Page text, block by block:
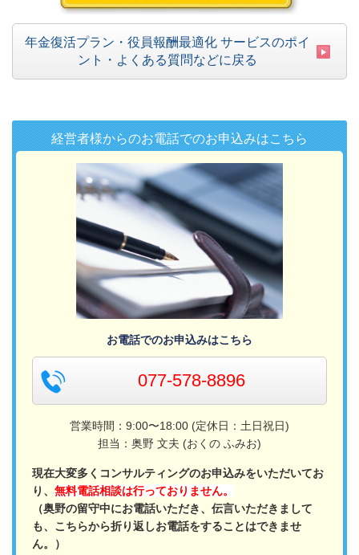
年金復活プラン・役員報酬最適化 サービスのポイ
ント・よくある質問などに戻る
経営者様からのお電話でのお申込みはこちら
お電話でのお申込みはこちら
077-578-8896
営業時間：9:00〜18:00 (定休日：土日祝日)
担当：奥野 文夫 (おくの ふみお)
現在大変多くコンサルティングのお申込みをいただいてお
り、 無料電話相談は行っておりません。
（奥野の留守中にお電話いただき、伝言いただきまして
も、こちらから折り返しお電話をすることはできませ
ん。）